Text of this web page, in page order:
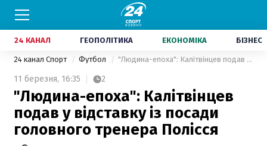
24 КАНАЛ ГЕОПОЛІТИКА ЕКОНОМІКА БІЗНЕС
24 канал Спорт Футбол "Людина-епоха": Калітвінцев подав у відставку із посади головного тренера Полісся
11 березня, 16:35 2
"Людина-епоха": Калітвінцев
подав у відставку із посади
головного тренера Полісся